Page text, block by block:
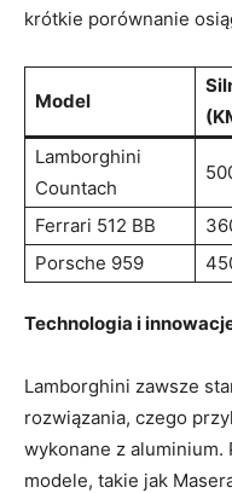
krótkie porównanie
Model
Lamborghini
Countach
Ferrari 512 BB
Porsche 959
Technologia i
Lamborghini zawsze
rozwiązania, czego
wykonane z aluminium.
modele, takie jak